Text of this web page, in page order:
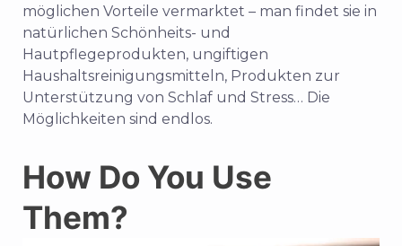
möglichen Vorteile vermarktet – man findet sie in
natürlichen Schönheits- und
Hautpflegeprodukten, ungiftigen
Haushaltsreinigungsmitteln, Produkten zur
Unterstützung von Schlaf und Stress… Die
Möglichkeiten sind endlos.
How Do You Use
Them?